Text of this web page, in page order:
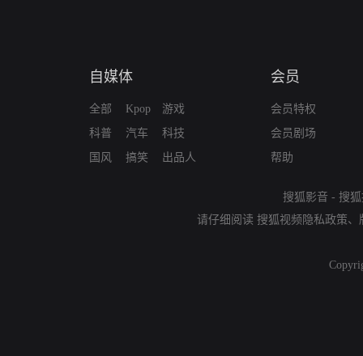
自媒体
全部
科普
国风
Kpop
汽车
搞笑
游戏
科技
出品人
会员
会员特权
会员剧场
帮助
搜狐影音 - 搜
请仔细阅读 搜狐视频隐私政策、